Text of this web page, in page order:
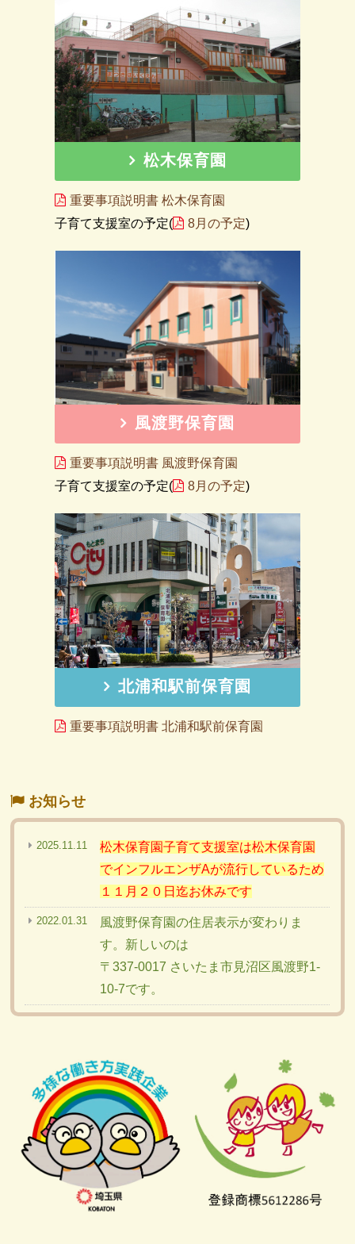
松木保育園
重要事項説明書 松木保育園
子育て支援室の予定(
8月の予定)
風渡野保育園
重要事項説明書 風渡野保育園
子育て支援室の予定(
8月の予定)
北浦和駅前保育園
重要事項説明書 北浦和駅前保育園
お知らせ
2025.11.11
松木保育園子育て支援室は松木保育園
でインフルエンザAが流行しているため
１１月２０日迄お休みです
2022.01.31
風渡野保育園の住居表示が変わりま
す。新しいのは
〒337-0017 さいたま市見沼区風渡野1-
10-7です。
2021.08.10
松木学童で保育士を持っていて学童保
遇は保育園と同じです。
2020.11.19
就活生向けの松木保育園案内のpdfを作
りました。
ここ です。
2020.03.09
松木の子育て支援室の英語の申し込み
はこのページの最下段の本部へのメー
ルで行うか、再開後に子育て支援室で
申し込んでください